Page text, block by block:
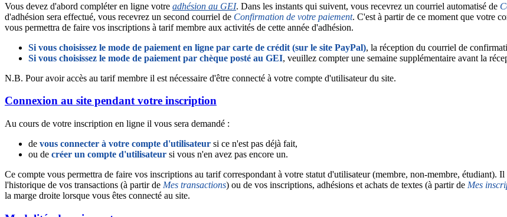
Vous devez d'abord compléter en ligne votre adhésion au GEI. Dans les instants qui suivent, vous recevrez un courriel automatisé de
d'adhésion sera effectué, vous recevrez un second courriel de Confirmation de votre paiement. C'est à partir de ce moment que votre
vous permettra de faire vos inscriptions à tarif membre aux activités de cette année d'adhésion.
Si vous choisissez le mode de paiement en ligne par carte de crédit (sur le site PayPal), la réception du courriel de
Si vous choisissez le mode de paiement par chèque posté au GEI, veuillez compter une semaine supplémentaire avant la
N.B. Pour avoir accès au tarif membre il est nécessaire d'être connecté à votre compte d'utilisateur du site.
Connexion au site pendant votre inscription
Au cours de votre inscription en ligne il vous sera demandé :
de vous connecter à votre compte d'utilisateur si ce n'est pas déjà fait,
ou de créer un compte d'utilisateur si vous n'en avez pas encore un.
Ce compte vous permettra de faire vos inscriptions au tarif correspondant à votre statut d'utilisateur (membre, non-membre, étudiant).
l'historique de vos transactions (à partir de Mes transactions) ou de vos inscriptions, adhésions et achats de textes (à partir de Mes
la marge droite lorsque vous êtes connecté au site.